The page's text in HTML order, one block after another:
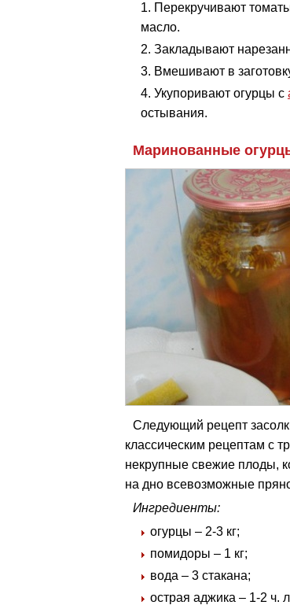
Перекручивают
масло.
Закладывают
Вмешивают в
Укупоривают огурцы с
остывания.
Маринованные
Следующий рецепт
классическим рецептам с
некрупные свежие плоды,
на дно всевозможные
Ингредиенты:
огурцы – 2-3 кг;
помидоры – 1 кг;
вода – 3 стакана;
острая аджика – 1-2 ч.